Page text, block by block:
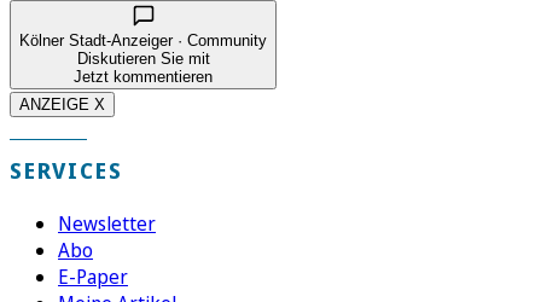
Kölner Stadt-Anzeiger · Community
Diskutieren Sie mit
Jetzt kommentieren
ANZEIGE X
SERVICES
Newsletter
Abo
E-Paper